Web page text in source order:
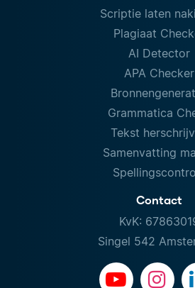
Scriptie laten
Plagiaat
AI Detector
APA Checker
Grammatica
Tekst
Samenvatting
Contact
KvK:
Singel 542